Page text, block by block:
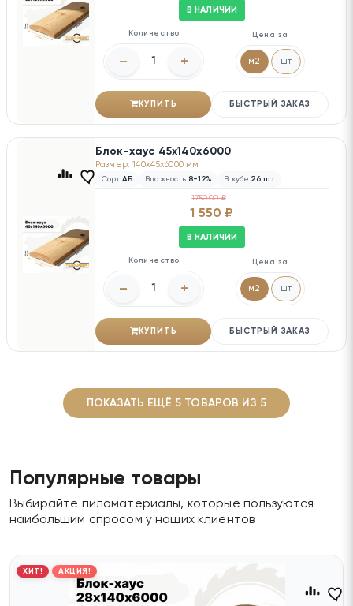
В НАЛИЧИИ
Количество
– +
Цена за
м2 шт
КУПИТЬ БЫСТРЫЙ ЗАКАЗ
Блок-хаус 45х140х6000
Размер: 140x45x6000 мм
Сорт:АБ Влажность: 8-12% В кубе:26 шт
1750.00 ₽
1 550 ₽
В НАЛИЧИИ
Количество
– +
Цена за
м2 шт
КУПИТЬ БЫСТРЫЙ ЗАКАЗ
ПОКАЗАТЬ ЕЩЁ 5 ТОВАРОВ ИЗ 5
Популярные товары
Выбирайте пиломатериалы, которые пользуются
наибольшим спросом у наших клиентов
ХИТ! АКЦИЯ!